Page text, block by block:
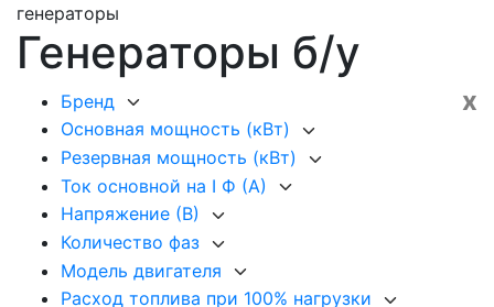
генераторы
Генераторы б/у
x
Бренд
Основная мощность (кВт)
Резервная мощность (кВт)
Ток основной на I Ф (А)
Напряжение (В)
Количество фаз
Модель двигателя
Расход топлива при 100% нагрузки